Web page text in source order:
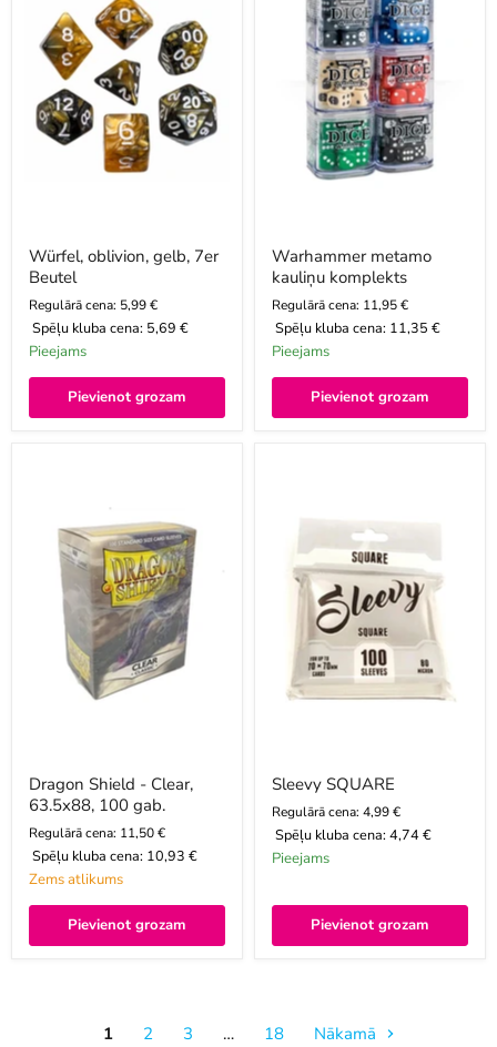
Würfel, oblivion, gelb, 7er
Beutel
Regulārā cena: 5,99 €
Spēļu kluba cena: 5,69 €
Pieejams
Pievienot grozam
Warhammer metamo
kauliņu komplekts
Regulārā cena: 11,95 €
Spēļu kluba cena: 11,35 €
Pieejams
Pievienot grozam
63.5x88,
Dragon Shield - Clear,
63.5x88, 100 gab.
Regulārā cena: 11,50 €
Spēļu kluba cena: 10,93 €
Zems atlikums
Pievienot grozam
Sleevy SQUARE
Regulārā cena: 4,99 €
Spēļu kluba cena: 4,74 €
Pieejams
Pievienot grozam
1 2 3 … 18 Nākamā